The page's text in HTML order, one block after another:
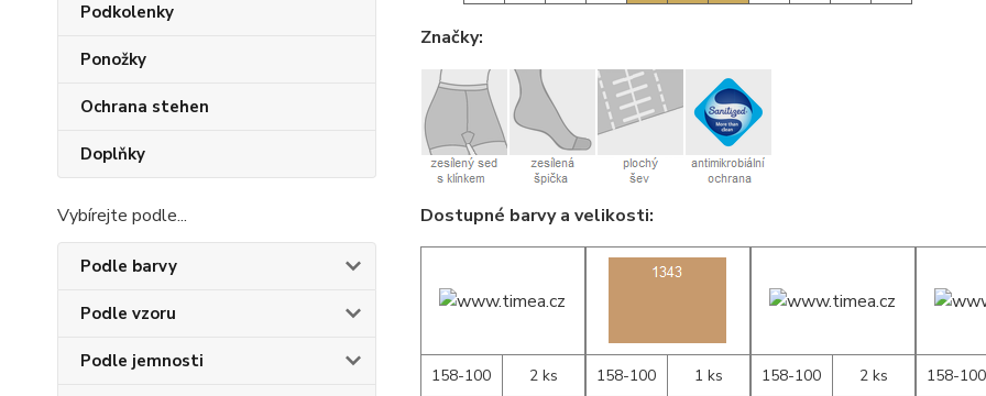
Podkolenky
Ponožky
Ochrana stehen
Doplňky
Vybírejte podle...
Podle barvy
Podle vzoru
Podle jemnosti
Značky:
Dostupné barvy a velikosti:
158-100
2 ks
158-100
1 ks
158-100
2 ks
158-100